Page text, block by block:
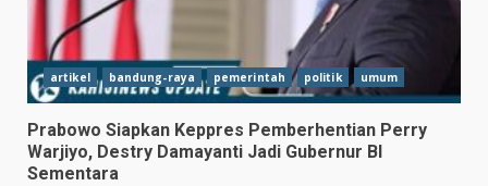
artikel bandung-raya pemerintah politik umum
Prabowo Siapkan Keppres Pemberhentian Perry
Warjiyo, Destry Damayanti Jadi Gubernur BI
Sementara